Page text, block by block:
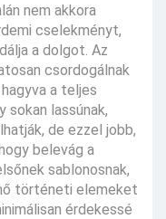
nem akkora
cselekményt,
a dolgot. Az
csordogálnak
a teljes
sokan lassúnak,
de ezzel jobb,
belevág a
sablonosnak,
történeti elemeket
érdekessé